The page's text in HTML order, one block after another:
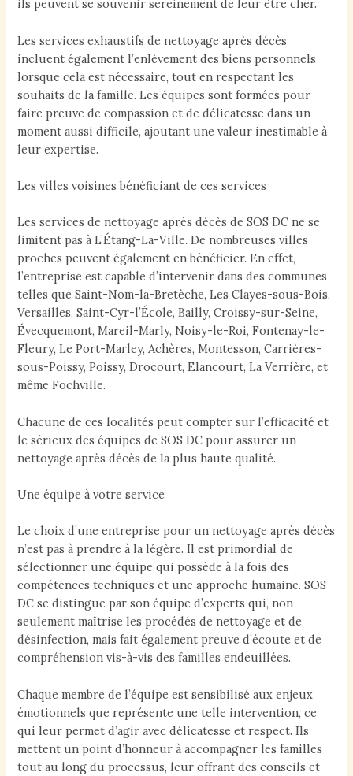
ils peuvent se souvenir sereinement de leur être cher.
Les services exhaustifs de nettoyage après décès
incluent également l’enlèvement des biens personnels
lorsque cela est nécessaire, tout en respectant les
souhaits de la famille. Les équipes sont formées pour
faire preuve de compassion et de délicatesse dans un
moment aussi difficile, ajoutant une valeur inestimable à
leur expertise.
Les villes voisines bénéficiant de ces services
Les services de nettoyage après décès de SOS DC ne se
limitent pas à L’Étang-La-Ville. De nombreuses villes
proches peuvent également en bénéficier. En effet,
l’entreprise est capable d’intervenir dans des communes
telles que Saint-Nom-la-Bretèche, Les Clayes-sous-Bois,
Versailles, Saint-Cyr-l’École, Bailly, Croissy-sur-Seine,
Évecquemont, Mareil-Marly, Noisy-le-Roi, Fontenay-le-
Fleury, Le Port-Marley, Achères, Montesson, Carrières-
sous-Poissy, Poissy, Drocourt, Elancourt, La Verrière, et
même Fochville.
Chacune de ces localités peut compter sur l’efficacité et
le sérieux des équipes de SOS DC pour assurer un
nettoyage après décès de la plus haute qualité.
Une équipe à votre service
Le choix d’une entreprise pour un nettoyage après décès
n’est pas à prendre à la légère. Il est primordial de
sélectionner une équipe qui possède à la fois des
compétences techniques et une approche humaine. SOS
DC se distingue par son équipe d’experts qui, non
seulement maîtrise les procédés de nettoyage et de
désinfection, mais fait également preuve d’écoute et de
compréhension vis-à-vis des familles endeuillées.
Chaque membre de l’équipe est sensibilisé aux enjeux
émotionnels que représente une telle intervention, ce
qui leur permet d’agir avec délicatesse et respect. Ils
mettent un point d’honneur à accompagner les familles
tout au long du processus, leur offrant des conseils et